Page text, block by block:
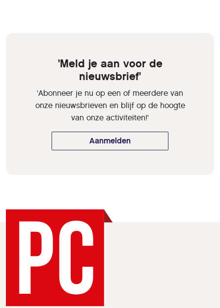
'Meld je aan voor de
nieuwsbrief'
'Abonneer je nu op een of meerdere van
onze nieuwsbrieven en blijf op de hoogte
van onze activiteiten!'
Aanmelden